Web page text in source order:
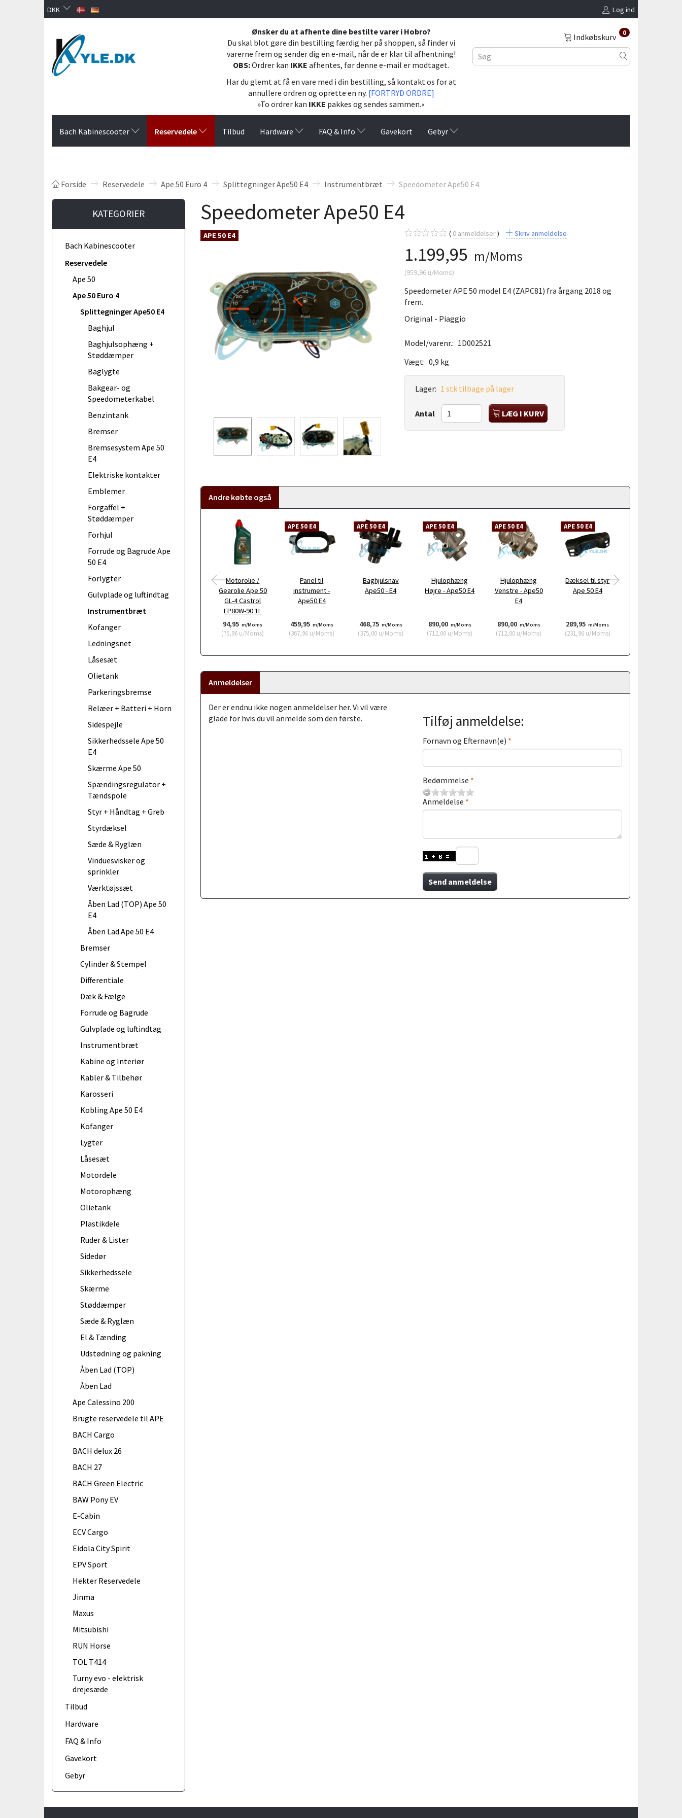
DKK Log ind
Ønsker du at afhente dine bestilte varer i Hobro?
Du skal blot gøre din bestilling færdig her på shoppen, så finder vi
varerne frem og sender dig en e-mail, når de er klar til afhentning!
OBS:Ordrer kan IKKE afhentes, før denne e-mail er modtaget.
Har du glemt at få en vare med i din bestilling, så kontakt os for at
annullere ordren og oprette en ny. [FORTRYD ORDRE]
»To ordrer kan IKKE pakkes og sendes sammen.«
Indkøbskurv 0
Bach Kabinescooter Reservedele Tilbud Hardware FAQ & Info Gavekort Gebyr
Forside Reservedele Ape 50 Euro 4 Splittegninger Ape50 E4 Instrumentbræt Speedometer Ape50 E4
KATEGORIER
Bach Kabinescooter
Reservedele
Ape 50
Ape 50 Euro 4
Splittegninger Ape50 E4
Baghjul
Baghjulsophæng +
Støddæmper
Baglygte
Bakgear- og
Speedometerkabel
Benzintank
Bremser
Bremsesystem Ape 50
E4
Elektriske kontakter
Emblemer
Forgaffel +
Støddæmper
Forhjul
Forrude og Bagrude Ape
50 E4
Forlygter
Gulvplade og luftindtag
Instrumentbræt
Kofanger
Ledningsnet
Låsesæt
Olietank
Parkeringsbremse
Relæer + Batteri + Horn
Sidespejle
Sikkerhedssele Ape 50
E4
Skærme Ape 50
Spændingsregulator +
Tændspole
Styr + Håndtag + Greb
Styrdæksel
Sæde & Ryglæn
Vinduesvisker og
sprinkler
Værktøjssæt
Åben Lad (TOP) Ape 50
E4
Åben Lad Ape 50 E4
Bremser
Cylinder & Stempel
Differentiale
Dæk & Fælge
Forrude og Bagrude
Gulvplade og luftindtag
Instrumentbræt
Kabine og Interiør
Kabler & Tilbehør
Karosseri
Kobling Ape 50 E4
Kofanger
Lygter
Låsesæt
Motordele
Motorophæng
Olietank
Plastikdele
Ruder & Lister
Sidedør
Sikkerhedssele
Skærme
Støddæmper
Sæde & Ryglæn
El & Tænding
Udstødning og pakning
Åben Lad (TOP)
Åben Lad
Ape Calessino 200
Brugte reservedele til APE
BACH Cargo
BACH delux 26
BACH 27
BACH Green Electric
BAW Pony EV
E-Cabin
ECV Cargo
Eidola City Spirit
EPV Sport
Hekter Reservedele
Jinma
Maxus
Mitsubishi
RUN Horse
TOL T414
Turny evo - elektrisk
drejesæde
Tilbud
Hardware
FAQ & Info
Gavekort
Gebyr
Speedometer Ape50 E4
APE 50 E4 0anmeldelser Skriv anmeldelse
1.199,95 m/Moms
(959,96u/Moms)
Speedometer APE 50 model E4 (ZAPC81) fra årgang 2018 og
frem.
Original - Piaggio
Model/varenr.: 1D002521
Vægt: 0,9 kg
Lager: 1 stk tilbage på lager
Antal LÆG I KURV
Andre købte også
Motorolie /
Gearolie Ape 50
GL-4 Castrol
EP80W-90 1L
94,95 m/Moms
(75,96 u/Moms)
APE 50 E4
Panel til
instrument -
Ape50 E4
459,95 m/Moms
(367,96 u/Moms)
APE 50 E4
Baghjulsnav
Ape50 - E4
468,75 m/Moms
(375,00 u/Moms)
APE 50 E4
Hjulophæng
Højre - Ape50 E4
890,00 m/Moms
(712,00 u/Moms)
APE 50 E4
Hjulophæng
Venstre - Ape50
E4
890,00 m/Moms
(712,00 u/Moms)
APE 50 E4
Dæksel til styr
Ape 50 E4
289,95 m/Moms
(231,96u/Moms)
Anmeldelser
Der er endnu ikke nogen anmeldelser her. Vi vil være
glade for hvis du vil anmelde som den første.
Tilføj anmeldelse:
Fornavn og Efternavn(e)
Bedømmelse
Anmeldelse
Send anmeldelse